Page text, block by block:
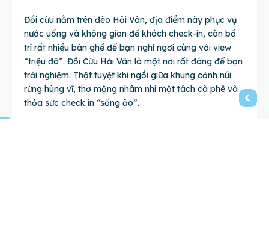
Đồi cừu nằm trên đèo Hải Vân, địa điểm này phục vụ
nước uống và không gian để khách check-in, còn bố
trí rất nhiều bàn ghế để bạn nghỉ ngơi cùng với view
“triệu đô”. Đồi Cừu Hải Vân là một nơi rất đáng để bạn
trải nghiệm. Thật tuyệt khi ngồi giữa khung cảnh núi
rừng hùng vĩ, thơ mộng nhâm nhi một tách cà phê và
thỏa sức check in “sống ảo”.